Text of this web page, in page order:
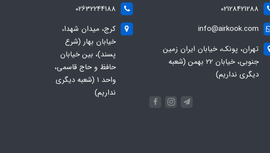
02128421288
info@airkook.com
تهران، پونک، خیابان ایران زمین
جنوبی، خیابان 22 بهمن (شعبه
دیگری نداریم)
02632244188
کرج، میدان شهدا،
خیابان بهار (شرع
پسند)، بین خیابان
حافظ و حاج قاسمی،
واحد ۱ (شعبه دیگری
نداریم)